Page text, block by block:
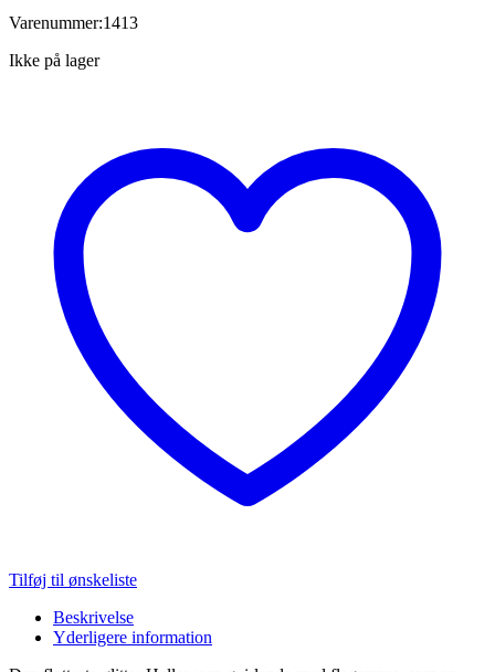
Varenummer:1413
Ikke på lager
Tilføj til ønskeliste
Beskrivelse
Yderligere information